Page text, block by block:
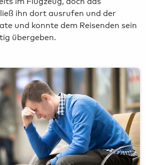
ihn dort ausrufen und der
und konnte dem Reisenden sein
übergeben.